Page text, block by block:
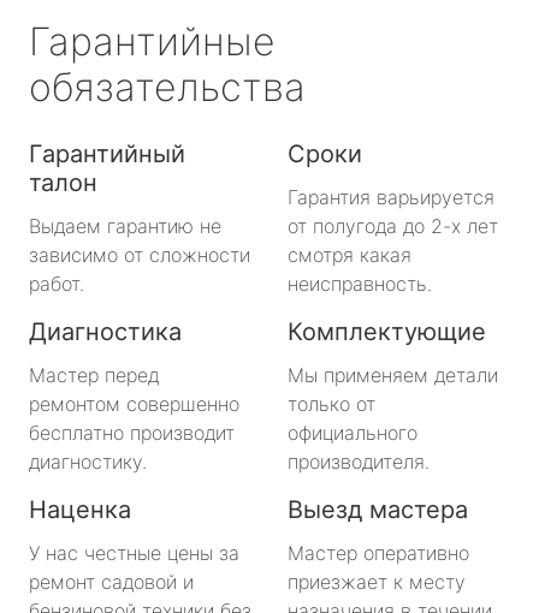
Гарантийные
обязательства
Гарантийный
талон
Выдаем гарантию не
зависимо от сложности
работ.
Сроки
Гарантия варьируется
от полугода до 2-х лет
смотря какая
неисправность.
Диагностика
Мастер перед
ремонтом совершенно
бесплатно производит
диагностику.
Комплектующие
Мы применяем детали
только от
официального
производителя.
Наценка
У нас честные цены за
ремонт садовой и
Выезд мастера
Мастер оперативно
приезжает к месту